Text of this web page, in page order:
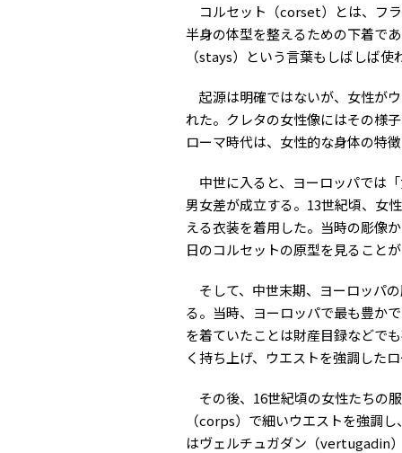
コルセット（corset）とは、フ
半身の体型を整えるための下着で
（stays）という言葉もしばしば使
起源は明確ではないが、女性が
れた。クレタの女性像にはその様
ローマ時代は、女性的な身体の特
中世に入ると、ヨーロッパでは
男女差が成立する。13世紀頃、女
える衣装を着用した。当時の彫像
日のコルセットの原型を見ること
そして、中世末期、ヨーロッパ
る。当時、ヨーロッパで最も豊か
を着ていたことは財産目録などで
く持ち上げ、ウエストを強調した
その後、16世紀頃の女性たちの
（corps）で細いウエストを強調
はヴェルチュガダン（vertugadin